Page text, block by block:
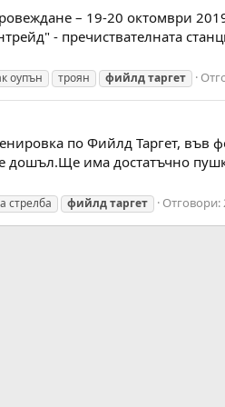
– 19-20 октомври
- пречиствателната
оупън троян фийлдтаргет
по Фийлд Таргет,
дошъл.Ще има достатъчно
стрелба фийлдтаргет Отговори: